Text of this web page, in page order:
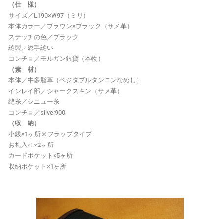
（仕 様）
サイズ／L190×W97（ミリ）
本体カラー／ブラウン×ブラック（サメ革）
ステッチの色／ブラック
縫製／総手縫い
コンチョ／モルガン銀貨（本物）
（素 材）
本体／牛多脂革（ベジタブルタンニンなめし）
インレイ部／シャークスキン（サメ革）
縫糸／シニュー糸
コンチョ／silver900
（収 納）
小銭×1ヶ所※フラップタイプ
お札入れ×2ヶ所
カードポケット×5ヶ所
収納ポケット×1ヶ所